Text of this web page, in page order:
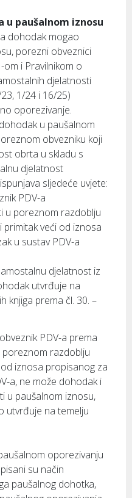
u paušalnom iznosu
dohodak mogao
porezni obveznici
i Pravilnikom o
djelatnosti
1/24 i 16/25)
oporezivanje.
u paušalnom
obvezniku koji
obrta u skladu s
djelatnost
sljedeće uvjete:
PDV-a
u poreznom razdoblju
primitak veći od iznosa
u sustav PDV-a
djelatnost iz
utvrđuje na
knjiga prema čl. 30. –
PDV-a prema
razdoblju
iznosa propisanog za
a, ne može dohodak i
u paušalnom iznosu,
utvrđuje na temelju
oporezivanju
su način
paušalnog dohotka,